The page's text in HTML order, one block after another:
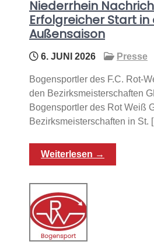
Niederrhein
Erfolgreicher Start in
Außensaison
6. JUNI 2026 Presse
Bogensportler des F.C. Rot-
den Bezirksmeisterschaften
Bogensportler des Rot Weiß
Bezirksmeisterschaften in St.
Weiterlesen →